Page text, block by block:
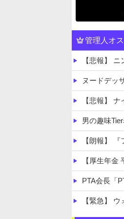
管理人オ
【悲報】
ヌードデッ
【悲報】
男の趣味
【朗報】
【厚生年
PTA会長「
【緊急】